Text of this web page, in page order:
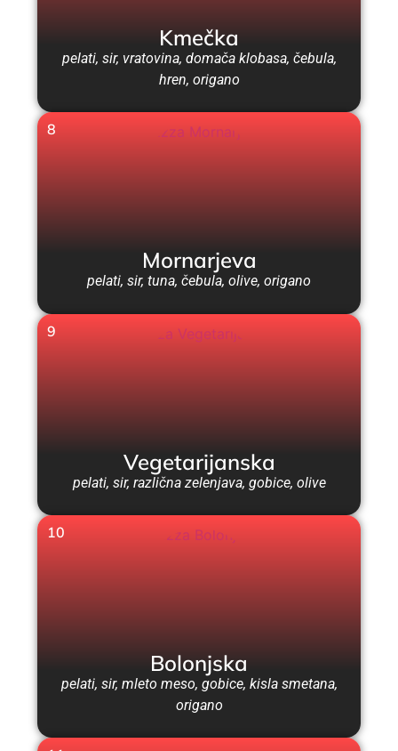
Kmečka
pelati, sir, vratovina, domača klobasa, čebula,
hren, origano
8
Mornarjeva
pelati, sir, tuna, čebula, olive, origano
9
Vegetarijanska
pelati, sir, različna zelenjava, gobice, olive
10
Bolonjska
pelati, sir, mleto meso, gobice, kisla smetana,
origano